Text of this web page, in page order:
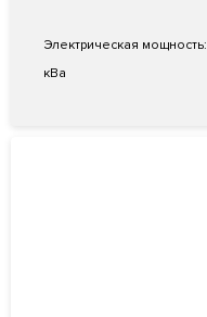
Электрическая мощность:
кВа